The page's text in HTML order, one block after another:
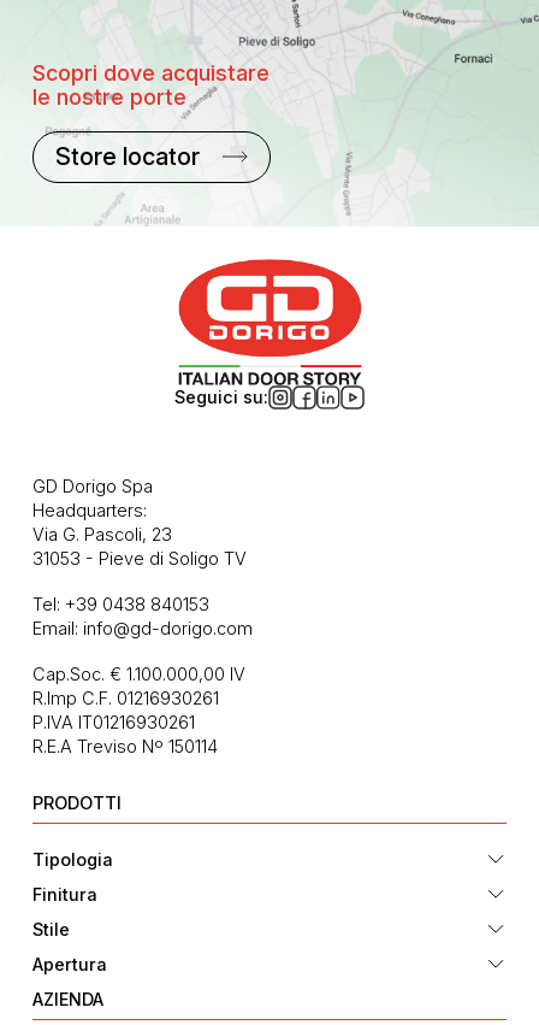
Scopri dove acquistare
le nostre porte
Store locator
Seguici su:
GD Dorigo Spa
Headquarters:
Via G. Pascoli, 23
31053 - Pieve di Soligo TV
Tel: +39 0438 840153
Email: info@gd-dorigo.com
Cap.Soc. € 1.100.000,00 IV
R.Imp C.F. 01216930261
P.IVA IT01216930261
R.E.A Treviso Nº 150114
PRODOTTI
Tipologia
Finitura
Stile
Apertura
AZIENDA